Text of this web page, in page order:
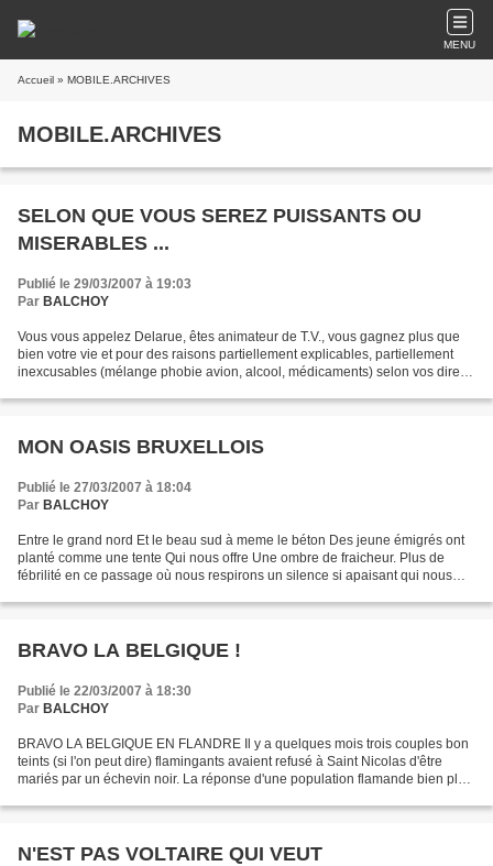
MENU
Accueil » MOBILE.ARCHIVES
MOBILE.ARCHIVES
SELON QUE VOUS SEREZ PUISSANTS OU
MISERABLES ...
Publié le 29/03/2007 à 19:03
Par BALCHOY
Vous vous appelez Delarue, êtes animateur de T.V., vous gagnez plus que
bien votre vie et pour des raisons partiellement explicables, partiellement
inexcusables (mélange phobie avion, alcool, médicaments) selon vos dire
MON OASIS BRUXELLOIS
Publié le 27/03/2007 à 18:04
Par BALCHOY
Entre le grand nord Et le beau sud à meme le béton Des jeune émigrés ont
planté comme une tente Qui nous offre Une ombre de fraicheur. Plus de
fébrilité en ce passage où nous respirons un silence si apaisant qui nous
BRAVO LA BELGIQUE !
Publié le 22/03/2007 à 18:30
Par BALCHOY
BRAVO LA BELGIQUE EN FLANDRE Il y a quelques mois trois couples bon
teints (si l'on peut dire) flamingants avaient refusé à Saint Nicolas d'être
mariés par un échevin noir. La réponse d'une population flamande bien plus
N'EST PAS VOLTAIRE QUI VEUT